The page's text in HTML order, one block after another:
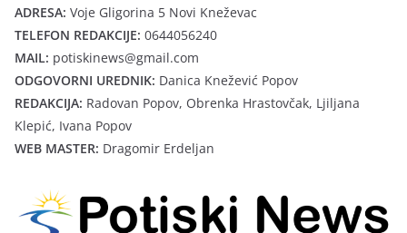
ADRESA: Voje Gligorina 5 Novi Kneževac
TELEFON REDAKCIJE: 0644056240
MAIL: potiskinews@gmail.com
ODGOVORNI UREDNIK: Danica Knežević Popov
REDAKCIJA: Radovan Popov, Obrenka Hrastovčak, Ljiljana
Klepić, Ivana Popov
WEB MASTER: Dragomir Erdeljan